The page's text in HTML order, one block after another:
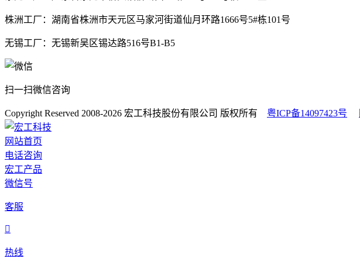
株洲工厂：湖南省株洲市天元区马家河街道仙月环路1666号5#栋101号
无锡工厂：无锡新吴区锡达路516号B1-B5
扫一扫微信咨询
Copyright Reserved 2008-2026 宏工科技股份有限公司 版权所有 粤ICP备14097423号
网站首页
电话咨询
宏工产品
微信号
客服

热线